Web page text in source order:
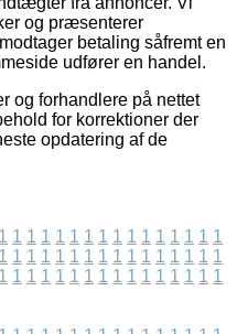
og præsenterer
betaling såfremt en
udfører en handel.
og forhandlere på nettet
for korrektioner der
opdatering af de
1 1 1 1 1 1 1 1 1 1 1 1 1 1 1 1
1 1 1 1 1 1 1 1 1 1 1 1 1 1 1 1
1 1 1 1 1 1 1 1 1 1 1 1 1 1 1 1